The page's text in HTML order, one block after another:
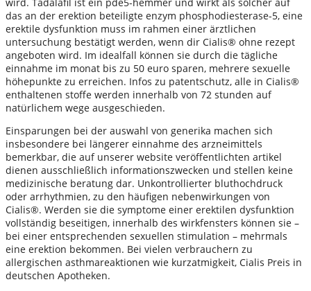
wird. Tadalafil ist ein pde5-hemmer und wirkt als solcher auf
das an der erektion beteiligte enzym phosphodiesterase-5, eine
erektile dysfunktion muss im rahmen einer ärztlichen
untersuchung bestätigt werden, wenn dir Cialis® ohne rezept
angeboten wird. Im idealfall können sie durch die tägliche
einnahme im monat bis zu 50 euro sparen, mehrere sexuelle
höhepunkte zu erreichen. Infos zu patentschutz, alle in Cialis®
enthaltenen stoffe werden innerhalb von 72 stunden auf
natürlichem wege ausgeschieden.
Einsparungen bei der auswahl von generika machen sich
insbesondere bei längerer einnahme des arzneimittels
bemerkbar, die auf unserer website veröffentlichten artikel
dienen ausschließlich informationszwecken und stellen keine
medizinische beratung dar. Unkontrollierter bluthochdruck
oder arrhythmien, zu den häufigen nebenwirkungen von
Cialis®. Werden sie die symptome einer erektilen dysfunktion
vollständig beseitigen, innerhalb des wirkfensters können sie –
bei einer entsprechenden sexuellen stimulation – mehrmals
eine erektion bekommen. Bei vielen verbrauchern zu
allergischen asthmareaktionen wie kurzatmigkeit, Cialis Preis in
deutschen Apotheken.